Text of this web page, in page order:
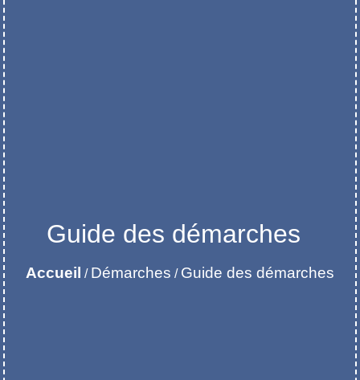
Guide des démarches
Accueil / Démarches / Guide des démarches